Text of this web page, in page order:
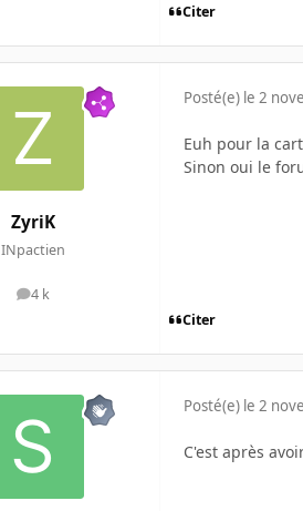
Citer
ZyriK
INpactien
4 k
messages
Posté(e) le 2
Euh pour la
Sinon oui le
Citer
Posté(e) le 2
C'est après